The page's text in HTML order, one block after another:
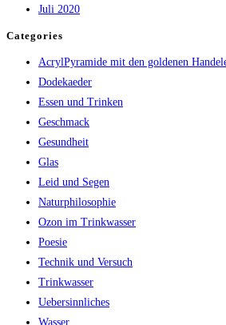
Juli 2020
Categories
AcrylPyramide mit den goldenen
Dodekaeder
Essen und Trinken
Geschmack
Gesundheit
Glas
Leid und Segen
Naturphilosophie
Ozon im Trinkwasser
Poesie
Technik und Versuch
Trinkwasser
Uebersinnliches
Wasser